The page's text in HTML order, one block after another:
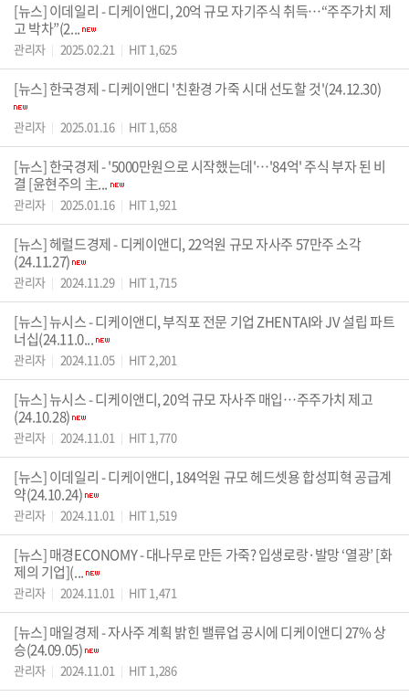
[뉴스] 이데일리 - 디케이앤디, 20억 규모 자기주식 취득…“주주가치 제
고 박차”(2...
관리자 | 2025.02.21 | HIT 1,625
[뉴스] 한국경제 - 디케이앤디 '친환경 가죽 시대 선도할 것'(24.12.30)
관리자 | 2025.01.16 | HIT 1,658
[뉴스] 한국경제 - '5000만원으로 시작했는데'…'84억' 주식 부자 된 비
결 [윤현주의 主...
관리자 | 2025.01.16 | HIT 1,921
[뉴스] 헤럴드경제 - 디케이앤디, 22억원 규모 자사주 57만주 소각
(24.11.27)
관리자 | 2024.11.29 | HIT 1,715
[뉴스] 뉴시스 - 디케이앤디, 부직포 전문 기업 ZHENTAI와 JV 설립 파트
너십(24.11.0...
관리자 | 2024.11.05 | HIT 2,201
[뉴스] 뉴시스 - 디케이앤디, 20억 규모 자사주 매입…주주가치 제고
(24.10.28)
관리자 | 2024.11.01 | HIT 1,770
[뉴스] 이데일리 - 디케이앤디, 184억원 규모 헤드셋용 합성피혁 공급계
약(24.10.24)
관리자 | 2024.11.01 | HIT 1,519
[뉴스] 매경ECONOMY - 대나무로 만든 가죽? 입생로랑·발망 ‘열광’ [화
제의 기업](...
관리자 | 2024.11.01 | HIT 1,471
[뉴스] 매일경제 - 자사주 계획 밝힌 밸류업 공시에 디케이앤디 27% 상
승(24.09.05)
관리자 | 2024.11.01 | HIT 1,286